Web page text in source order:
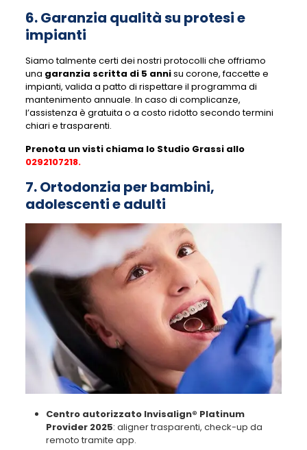
6. Garanzia qualità su protesi e
impianti
Siamo talmente certi dei nostri protocolli che offriamo
una garanzia scritta di 5 annisu corone, faccette e
impianti, valida a patto di rispettare il programma di
mantenimento annuale. In caso di complicanze,
l’assistenza è gratuita o a costo ridotto secondo termini
chiari e trasparenti.
Prenota un visti chiama lo Studio Grassi allo
0292107218.
7. Ortodonzia per bambini,
adolescenti e adulti
Centro autorizzato Invisalign® Platinum
Provider 2025: aligner trasparenti, check-up da
remoto tramite app.